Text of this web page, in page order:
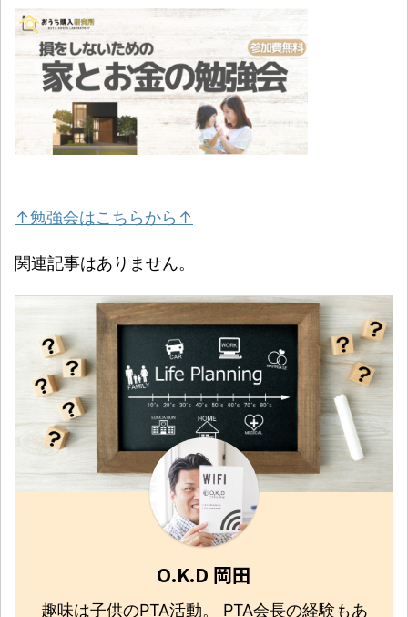
↑勉強会はこちらから↑
関連記事はありません。
O.K.D 岡田
趣味は子供のPTA活動。 PTA会長の経験もあ